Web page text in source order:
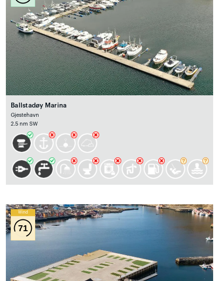
Ballstadøy Marina
Gjestehavn
2.5 nm SW
Wind
71